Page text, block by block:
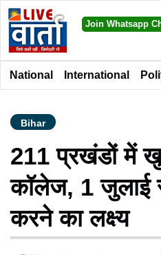
Join Whatsapp
National International
Bihar
211 प्रखंडों में
कॉलेज, 1 जुलाई
करने का लक्ष्य